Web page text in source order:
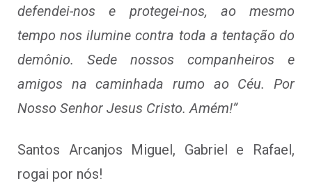
defendei-nos e protegei-nos, ao mesmo
tempo nos ilumine contra toda a tentação do
demônio. Sede nossos companheiros e
amigos na caminhada rumo ao Céu. Por
Nosso Senhor Jesus Cristo. Amém!”
Santos Arcanjos Miguel, Gabriel e Rafael,
rogai por nós!